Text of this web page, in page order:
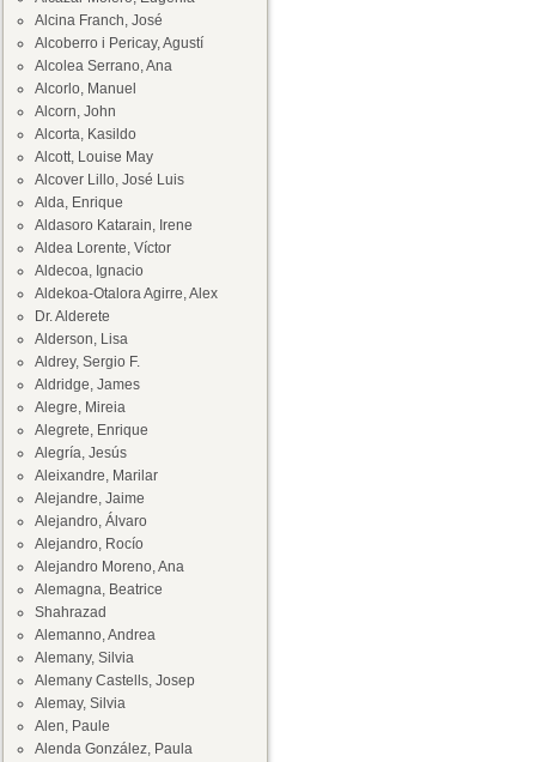
Alcina Franch, José
Alcoberro i Pericay, Agustí
Alcolea Serrano, Ana
Alcorlo, Manuel
Alcorn, John
Alcorta, Kasildo
Alcott, Louise May
Alcover Lillo, José Luis
Alda, Enrique
Aldasoro Katarain, Irene
Aldea Lorente, Víctor
Aldecoa, Ignacio
Aldekoa-Otalora Agirre, Alex
Dr. Alderete
Alderson, Lisa
Aldrey, Sergio F.
Aldridge, James
Alegre, Mireia
Alegrete, Enrique
Alegría, Jesús
Aleixandre, Marilar
Alejandre, Jaime
Alejandro, Álvaro
Alejandro, Rocío
Alejandro Moreno, Ana
Alemagna, Beatrice
Shahrazad
Alemanno, Andrea
Alemany, Silvia
Alemany Castells, Josep
Alemay, Silvia
Alen, Paule
Alenda González, Paula